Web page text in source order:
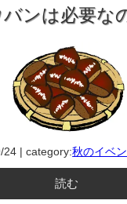
ンは必要な
24 | category:秋のイベン
読む